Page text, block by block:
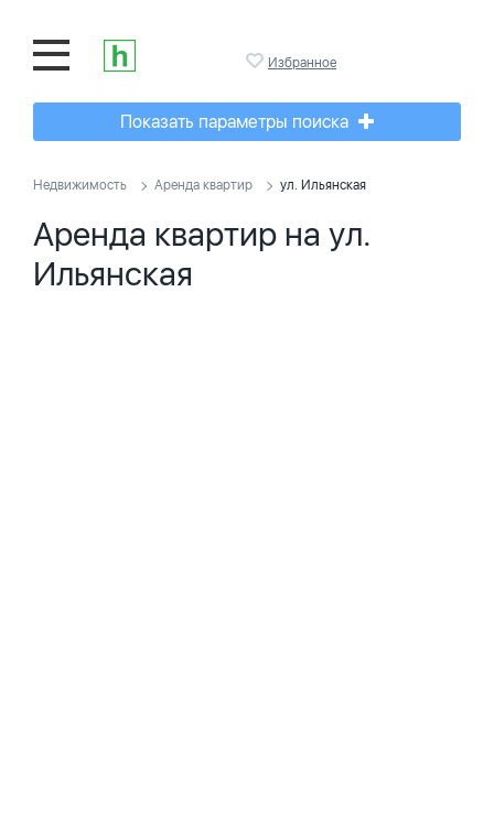
Избранное
Показать параметры поиска
Недвижимость Аренда квартир ул. Ильянская
Аренда квартир на ул.
Ильянская